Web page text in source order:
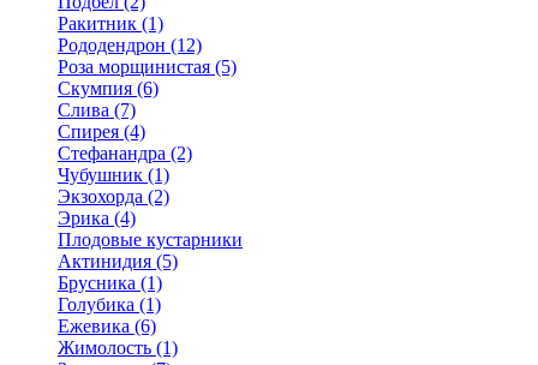
Ракитник (1)
Рододендрон (12)
Роза морщинистая (5)
Скумпия (6)
Слива (7)
Спирея (4)
Стефанандра (2)
Чубушник (1)
Экзохорда (2)
Эрика (4)
Плодовые кустарники
Актинидия (5)
Брусника (1)
Голубика (1)
Ежевика (6)
Жимолость (1)